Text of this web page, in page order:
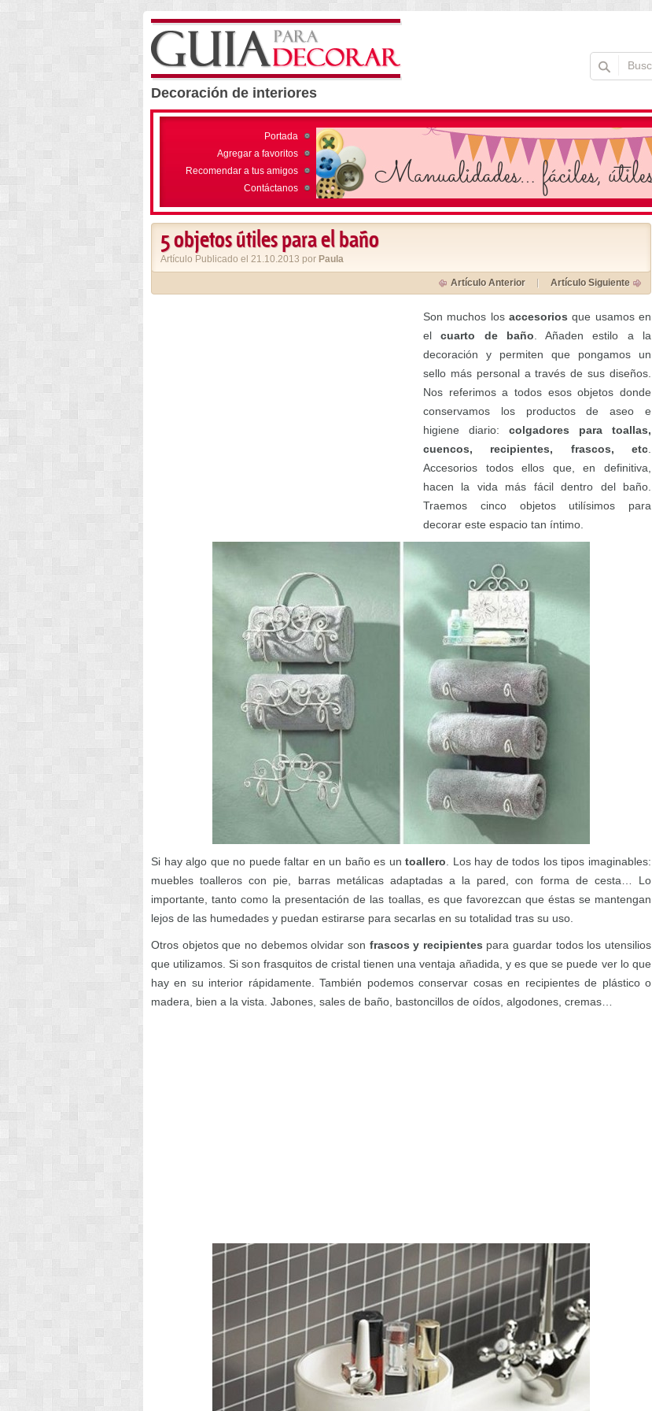
Decoración de interiores
Portada
Agregar a favoritos
Recomendar a tus amigos
Contáctanos
5 objetos útiles para el baño
Artículo Publicado el 21.10.2013 por Paula
Artículo Anterior Artículo Siguiente
Son muchos los accesorios que usamos en
elcuarto de baño . Añaden estilo a la
decoración y permiten que pongamos un
sello más personal a través de sus diseños.
Nos referimos a todos esos objetos donde
conservamos los productos de aseo e
higiene diario: colgadores para toallas,
cuencos, recipientes, frascos, etc
Accesorios todos ellos que, en definitiva,
hacen la vida más fácil dentro del baño.
Traemos cinco objetos utilísimos para
decorar este espacio tan íntimo.
Si hay algo que no puede faltar en un baño es untoallero . Los hay de todos los tipos imaginables:
muebles toalleros con pie, barras metálicas adaptadas a la pared, con forma de cesta… Lo
importante, tanto como la presentación de las toallas, es que favorezcan que éstas se mantengan
lejos de las humedades y puedan estirarse para secarlas en su totalidad tras su uso.
Otros objetos que no debemos olvidar son frascos y recipientes para guardar todos los utensilios
que utilizamos. Si son frasquitos de cristal tienen una ventaja añadida, y es que se puede ver lo que
hay en su interior rápidamente. También podemos conservar cosas en recipientes de plástico o
madera, bien a la vista. Jabones, sales de baño, bastoncillos de oídos, algodones, cremas…